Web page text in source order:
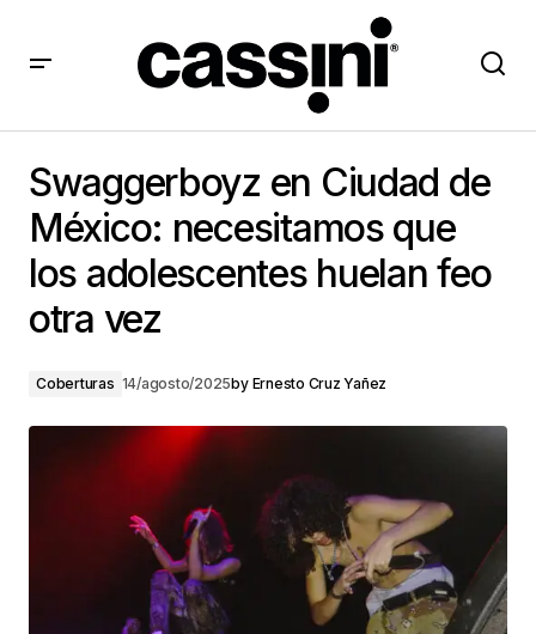
los adolescentes huelan feo otra vez
Swaggerboyz en Ciudad de
México: necesitamos que
los adolescentes huelan feo
otra vez
Coberturas 14/agosto/2025by Ernesto Cruz Yañez